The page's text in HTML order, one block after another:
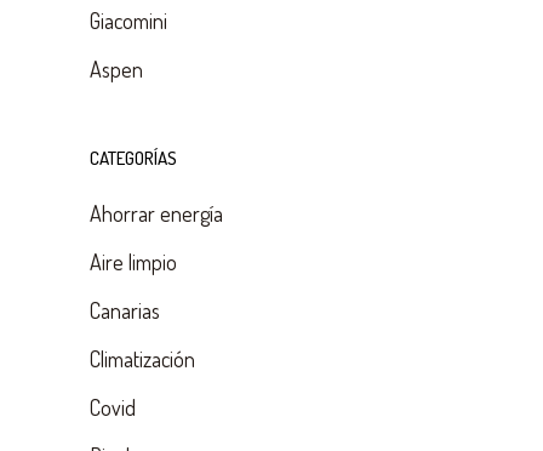
Giacomini
Aspen
CATEGORÍAS
Ahorrar energía
Aire limpio
Canarias
Climatización
Covid